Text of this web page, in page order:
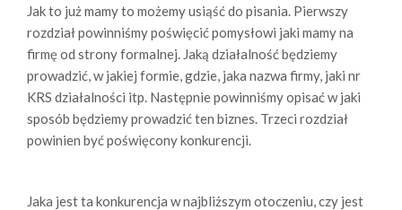
Jak to już mamy to możemy usiąść do pisania. Pierwszy
rozdział powinniśmy poświęcić pomysłowi jaki mamy na
firmę od strony formalnej. Jaką działalność będziemy
prowadzić, w jakiej formie, gdzie, jaka nazwa firmy, jaki nr
KRS działalności itp. Następnie powinniśmy opisać w jaki
sposób będziemy prowadzić ten biznes. Trzeci rozdział
powinien być poświęcony konkurencji.
Jaka jest ta konkurencja w najbliższym otoczeniu, czy jest